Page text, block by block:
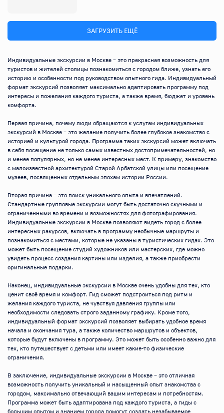
ЗАГРУЗИТЬ ЕЩЁ
Индивидуальные экскурсии в Москве – это прекрасная возможность для
туристов и жителей столицы познакомиться с городом ближе, узнать его
историю и особенности под руководством опытного гида. Индивидуальный
формат экскурсий позволяет максимально адаптировать программу под
интересы и пожелания каждого туриста, а также время, бюджет и уровень
комфорта.
Первая причина, почему люди обращаются к услугам индивидуальных
экскурсий в Москве – это желание получить более глубокое знакомство с
историей и культурой города. Программа таких экскурсий может включать
в себя посещение не только самых известных достопримечательностей, но
и менее популярных, но не менее интересных мест. К примеру, знакомство
с малоизвестной архитектурой Старой Арбатской улицы или посещение
музеев, посвященных отдельным эпохам истории России.
Вторая причина – это поиск уникального опыта и впечатлений.
Стандартные групповые экскурсии могут быть достаточно скучными и
ограниченными во времени и возможностях для фотографирования.
Индивидуальные экскурсии в Москве позволяют видеть город с более
интересных ракурсов, включать в программу необычные маршруты и
познакомиться с местами, которые не указаны в туристических гидах. Это
может быть посещение студий художников или мастерских, где можно
увидеть процесс создания картины или изделия, а также приобрести
оригинальные подарки.
Наконец, индивидуальные экскурсии в Москве очень удобны для тех, кто
ценит своё время и комфорт. Гид сможет подстроиться под ритм и
желания каждого туриста, не чувствуя давления группы или
необходимости следовать строго заданному графику. Кроме того,
индивидуальный формат экскурсий позволяет выбирать удобное время
начала и окончания тура, а также количество маршрутов и объектов,
которые будут включены в программу. Это может быть особенно важно для
тех, кто путешествует с детьми или имеет какие-то физические
ограничения.
В заключение, индивидуальные экскурсии в Москве – это отличная
возможность получить уникальный и насыщенный опыт знакомства с
городом, максимально отвечающий вашим интересам и потребностям.
Программа может быть адаптирована под каждого туриста, а гиды с
большим опытом и знанием города помогут создать незабываемое